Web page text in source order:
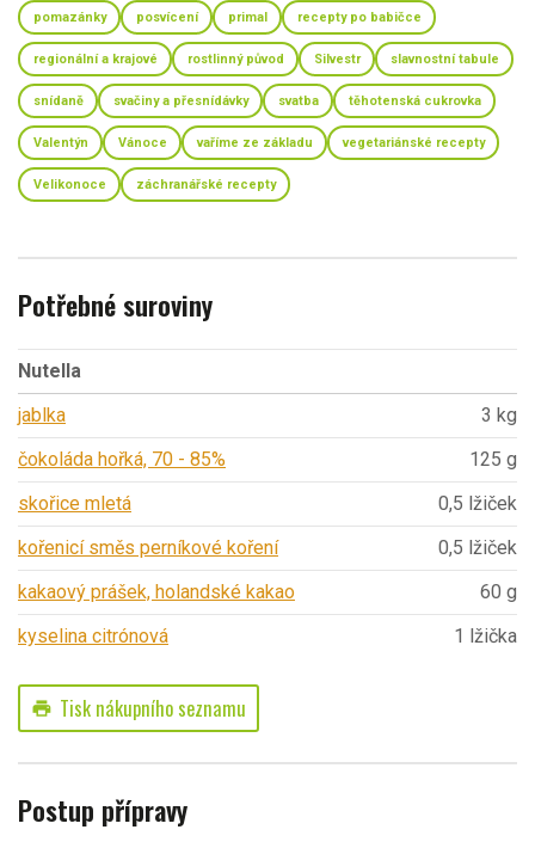
pomazánky posvícení primal recepty po babičce
regionální a krajové rostlinný původ Silvestr slavnostní tabule
snídaně svačiny a přesnídávky svatba těhotenská cukrovka
Valentýn Vánoce vaříme ze základu vegetariánské recepty
Velikonoce záchranářské recepty
Potřebné suroviny
Nutella
jablka
3 kg
čokoláda hořká, 70 - 85%
125 g
skořice mletá
0,5 lžiček
kořenicí směs perníkové koření
0,5 lžiček
kakaový prášek, holandské kakao
60 g
kyselina citrónová
1 lžička
print Tisk nákupního seznamu
Postup přípravy